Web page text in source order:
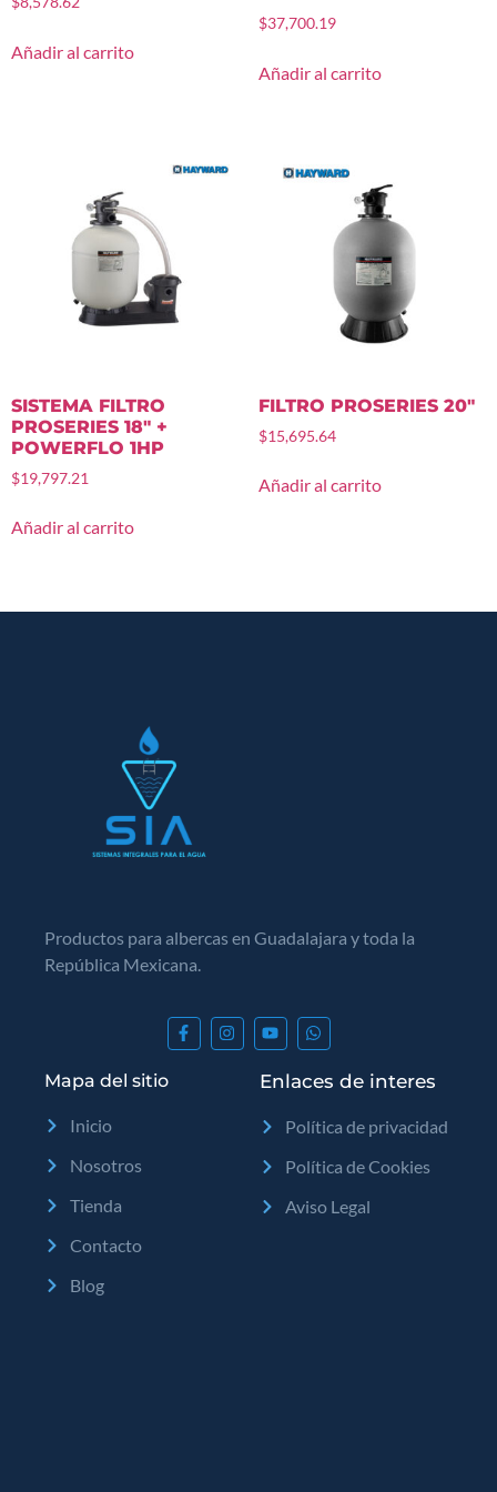
Añadir al carrito
$37,700.19
Añadir al carrito
SISTEMA FILTRO
PROSERIES 18″ +
POWERFLO 1HP
$19,797.21
Añadir al carrito
FILTRO PROSERIES 20″
$15,695.64
Añadir al carrito
Productos para albercas en Guadalajara y toda la
República Mexicana.
Mapa del sitio
Inicio
Nosotros
Tienda
Contacto
Blog
Enlaces de interes
Política de privacidad
Política de Cookies
Aviso Legal